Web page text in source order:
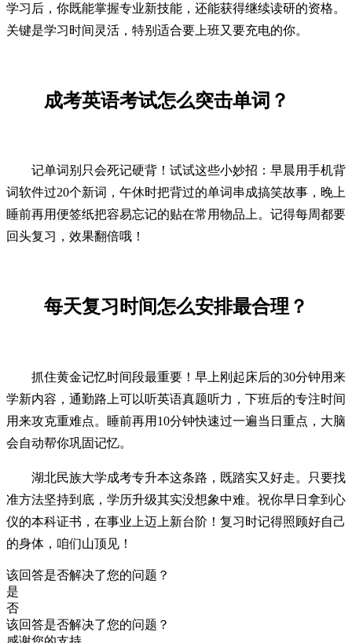
学习后，你既能掌握专业新技能，还能获得继续读研的资格。
关键是学习时间灵活，特别适合要上班又要充电的你。
成考英语考试怎么突击单词？
记单词别只会死记硬背！试试这些小妙招：早晨用手机背
词软件过20个新词，午休时把背过的单词串成搞笑故事，晚上
睡前再用便签纸把容易忘记的贴在常用物品上。记得每周都要
回头复习，效果翻倍哦！
每天复习时间怎么安排最合理？
抓住黄金记忆时间段最重要！早上刚起床后的30分钟用来
学新内容，通勤路上可以听英语真题听力，下班后的专注时间
用来攻克重难点。睡前再用10分钟快速过一遍当日重点，大脑
会自动帮你巩固记忆。
湖北民族大学成考专升本这条路，既踏实又好走。只要找
准方法坚持到底，学历升级其实没想象中难。祝你早日拿到心
仪的本科证书，在事业上迈上新台阶！复习时记得照顾好自己
的身体，咱们山顶见！
该回答是否解决了您的问题？
是
否
该回答是否解决了您的问题？